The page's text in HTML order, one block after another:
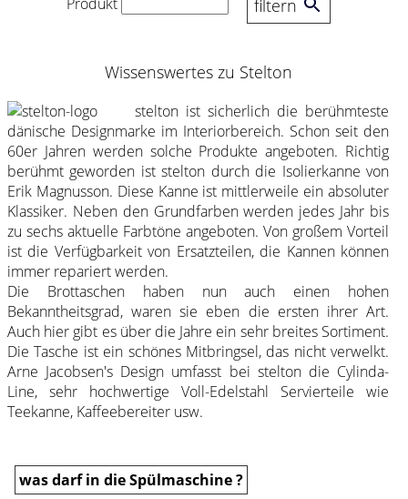
filtern
Wissenswertes zu Stelton
stelton ist sicherlich die berühmteste
dänische Designmarke im Interiorbereich. Schon seit den
60er Jahren werden solche Produkte angeboten. Richtig
berühmt geworden ist stelton durch die Isolierkanne von
Erik Magnusson. Diese Kanne ist mittlerweile ein absoluter
Klassiker. Neben den Grundfarben werden jedes Jahr bis
zu sechs aktuelle Farbtöne angeboten. Von großem Vorteil
ist die Verfügbarkeit von Ersatzteilen, die Kannen können
immer repariert werden.
Die Brottaschen haben nun auch einen hohen
Bekanntheitsgrad, waren sie eben die ersten ihrer Art.
Auch hier gibt es über die Jahre ein sehr breites Sortiment.
Die Tasche ist ein schönes Mitbringsel, das nicht verwelkt.
Arne Jacobsen's Design umfasst bei stelton die Cylinda-
Line, sehr hochwertige Voll-Edelstahl Servierteile wie
Teekanne, Kaffeebereiter usw.
was darf in die Spülmaschine ?